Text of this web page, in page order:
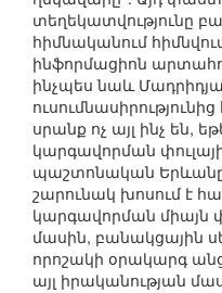
տեղեկատվությունը
հիմնականում
ինֆորմացիոն
ինչպես նաև
սրանք ոչ այլ ինչ են,
կարգավորման
պաշտոնական
շարունակ խոսում է
կարգավորման միայն
մասին, բանակցային
որոշակի օրակարգ
այլ իրականության